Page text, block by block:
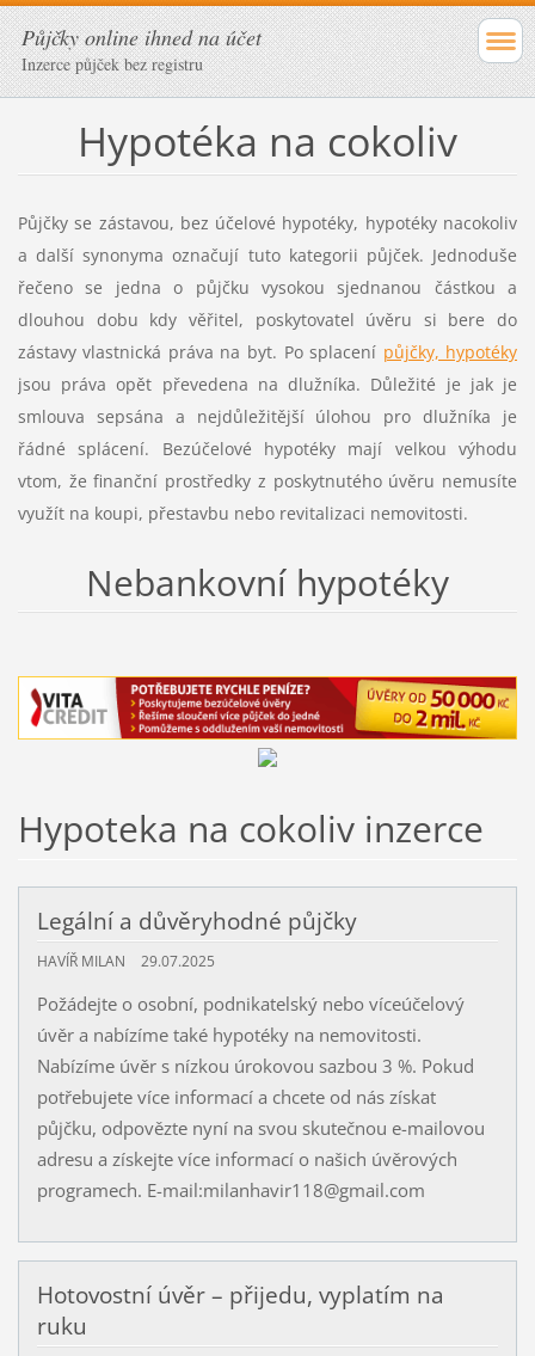
Půjčky online ihned na účet
Inzerce půjček bez registru
Hypotéka na cokoliv
Půjčky se zástavou, bez účelové hypotéky, hypotéky nacokoliv
a další synonyma označují tuto kategorii půjček. Jednoduše
řečeno se jedna o půjčku vysokou sjednanou částkou a
dlouhou dobu kdy věřitel, poskytovatel úvěru si bere do
zástavy vlastnická práva na byt. Po splacení půjčky, hypotéky
jsou práva opět převedena na dlužníka. Důležité je jak je
smlouva sepsána a nejdůležitější úlohou pro dlužníka je
řádné splácení. Bezúčelové hypotéky mají velkou výhodu
vtom, že finanční prostředky z poskytnutého úvěru nemusíte
využít na koupi, přestavbu nebo revitalizaci nemovitosti.
Nebankovní hypotéky
Hypoteka na cokoliv inzerce
Legální a důvěryhodné půjčky
HAVÍŘ MILAN 29.07.2025
Požádejte o osobní, podnikatelský nebo víceúčelový
úvěr a nabízíme také hypotéky na nemovitosti.
Nabízíme úvěr s nízkou úrokovou sazbou 3 %. Pokud
potřebujete více informací a chcete od nás získat
půjčku, odpovězte nyní na svou skutečnou e-mailovou
adresu a získejte více informací o našich úvěrových
programech. E-mail:milanhavir118@gmail.com
Hotovostní úvěr – přijedu, vyplatím na
ruku